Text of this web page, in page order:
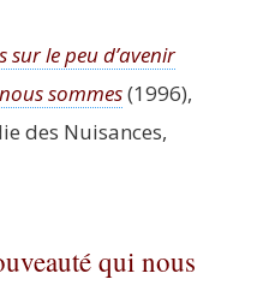
sur le peu d’a­ve­nir
sommes(1996),
des Nui­sances,
qui nous